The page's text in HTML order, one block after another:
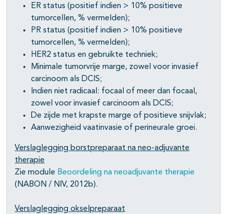
ER status (positief indien > 10% positieve
tumorcellen, % vermelden);
PR status (positief indien > 10% positieve
tumorcellen, % vermelden);
HER2 status en gebruikte techniek;
Minimale tumorvrije marge, zowel voor invasief
carcinoom als DCIS;
Indien niet radicaal: focaal of meer dan focaal,
zowel voor invasief carcinoom als DCIS;
De zijde met krapste marge of positieve snijvlak;
Aanwezigheid vaatinvasie of perineurale groei.
Verslaglegging borstpreparaat na neo-adjuvante
therapie
Zie module Beoordeling na neoadjuvante therapie
(NABON / NIV, 2012b).
Verslaglegging okselpreparaat